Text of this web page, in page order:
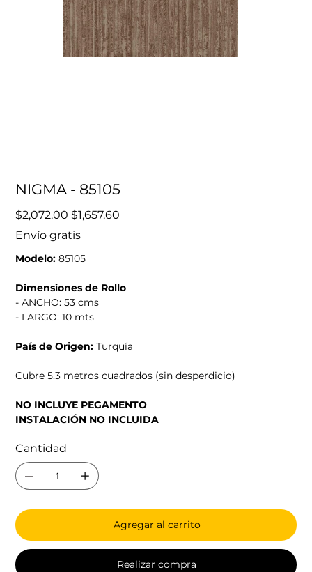
NIGMA - 85105
Precio
original
$2,072.00 Precio
de
$1,657.60
Envío gratis
Modelo:85105
Dimensiones de Rollo
- ANCHO: 53 cms
- LARGO: 10 mts
País de Origen:Turquía
Cubre 5.3 metros cuadrados (sin desperdicio)
NO INCLUYE PEGAMENTO
INSTALACIÓN NO INCLUIDA
Cantidad
Agregar al carrito
Realizar compra